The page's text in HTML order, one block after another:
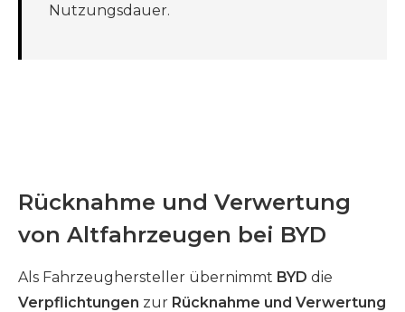
Nutzungsdauer.
Rücknahme und Verwertung
von Altfahrzeugen bei BYD
Als Fahrzeughersteller übernimmt BYD die
Verpflichtungen zur Rücknahme und Verwertung